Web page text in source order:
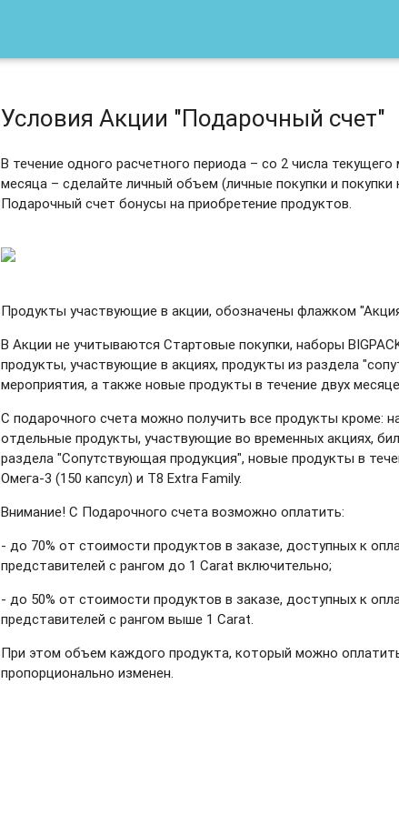
Условия Акции "Подарочный счет"
В течение одного расчетного периода – со 2 числа
месяца – сделайте личный объем (личные покупки и покупки
Подарочный счет бонусы на приобретение продуктов.
Продукты участвующие в акции, обозначены флажком
В Акции не учитываются Стартовые покупки, наборы
продукты, участвующие в акциях, продукты из раздела
мероприятия, а также новые продукты в течение двух
С подарочного счета можно получить все продукты кроме:
отдельные продукты, участвующие во временных акциях,
раздела "Сопутствующая продукция", новые продукты в
Омега-3 (150 капсул) и T8 Extra Family.
Внимание! С Подарочного счета возможно оплатить:
- до 70% от стоимости продуктов в заказе, доступных к
представителей с рангом до 1 Carat включительно;
- до 50% от стоимости продуктов в заказе, доступных к
представителей с рангом выше 1 Carat.
При этом объем каждого продукта, который можно
пропорционально изменен.